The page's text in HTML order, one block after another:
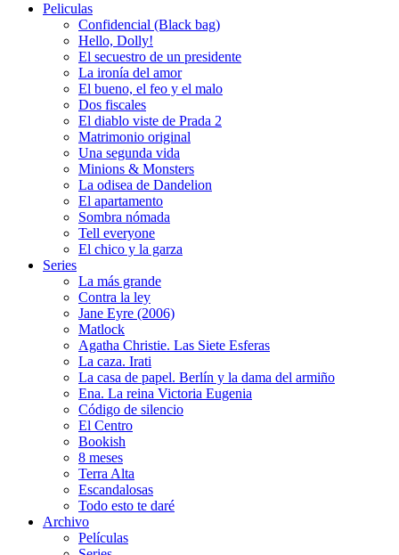
Peliculas
Confidencial (Black bag)
Hello, Dolly!
El secuestro de un presidente
La ironía del amor
El bueno, el feo y el malo
Dos fiscales
El diablo viste de Prada 2
Matrimonio original
Una segunda vida
Minions & Monsters
La odisea de Dandelion
El apartamento
Sombra nómada
Tell everyone
El chico y la garza
Series
La más grande
Contra la ley
Jane Eyre (2006)
Matlock
Agatha Christie. Las Siete Esferas
La caza. Irati
La casa de papel. Berlín y la dama del armiño
Ena. La reina Victoria Eugenia
Código de silencio
El Centro
Bookish
8 meses
Terra Alta
Escandalosas
Todo esto te daré
Archivo
Películas